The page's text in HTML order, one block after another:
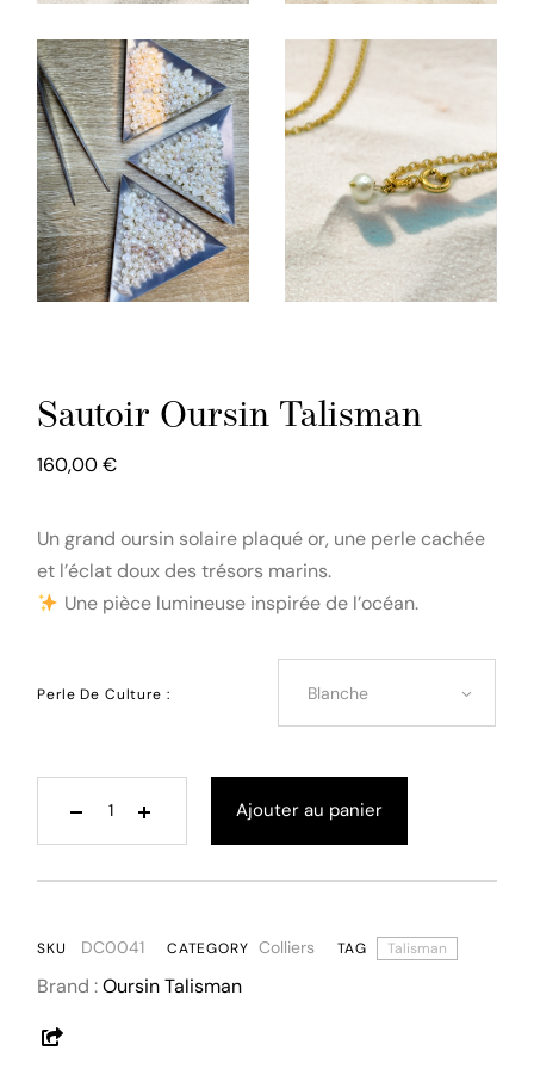
Sautoir Oursin Talisman
160,00€
Un grand oursin solaire plaqué or, une perle cachée
et l’éclat doux des trésors marins.
Une pièce lumineuse inspirée de l’océan.
Perle De Culture : Blanche
Ajouter au panier
SKU DC0041 CATEGORY Colliers TAG Talisman
Brand :Oursin Talisman